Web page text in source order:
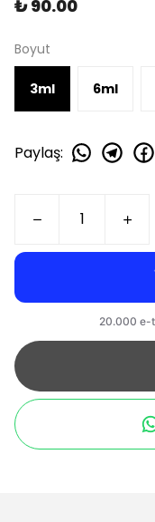
₺ 90.00
Boyut
3ml 6ml
Paylaş: